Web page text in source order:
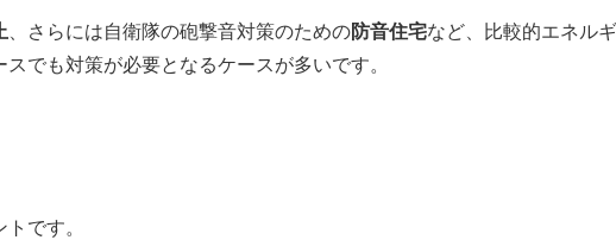
、さらには自衛隊の砲撃音対策のための防音住宅など、比較的エネル
でも対策が必要となるケースが多いです。
です。